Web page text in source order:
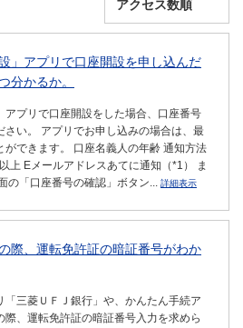
」アプリで口座開設を申し込んだ
分かるか。
アプリで口座開設をした場合、口座番号
さい。 アプリでお申し込みの場合は、最
ができます。 口座名義人の年齢 通知方法
上 Eメールアドレスあてに通知（*1） ま
の「口座番号の確認」ボタン... 詳細表示
際、運転免許証の暗証番号がわか
「三菱ＵＦＪ銀行」や、かんたん手続ア
際、運転免許証の暗証番号入力を求めら